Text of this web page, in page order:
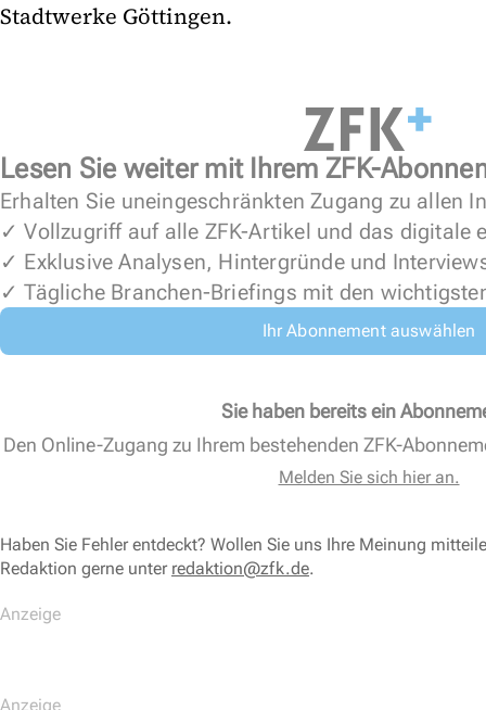
Stadtwerke Göttingen.
Lesen Sie weiter mit Ihrem ZFK-
Erhalten Sie uneingeschränkten Zugang zu allen
✓ Vollzugriff auf alle ZFK-Artikel und das digitale
✓ Exklusive Analysen, Hintergründe und
✓ Tägliche Branchen-Briefings mit den
Ihr Abonnement auswählen
Sie haben bereits ein
Den Online-Zugang zu Ihrem bestehenden ZFK-
Melden Sie sich hier an.
Haben Sie Fehler entdeckt? Wollen Sie uns Ihre Meinung
Redaktion gerne unter redaktion@zfk.de.